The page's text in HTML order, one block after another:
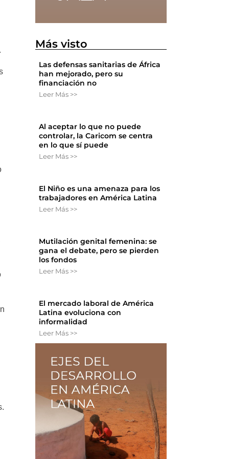
Más visto
Las defensas sanitarias de África
han mejorado, pero su
financiación no
Leer Más >>
Al aceptar lo que no puede
controlar, la Caricom se centra
en lo que sí puede
Leer Más >>
El Niño es una amenaza para los
trabajadores en América Latina
Leer Más >>
Mutilación genital femenina: se
gana el debate, pero se pierden
los fondos
Leer Más >>
El mercado laboral de América
Latina evoluciona con
informalidad
Leer Más >>